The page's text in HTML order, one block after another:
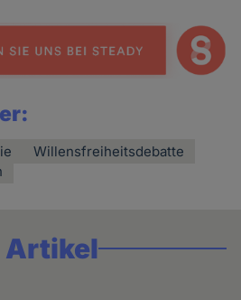
Willensfreiheitsdebatte
Artikel